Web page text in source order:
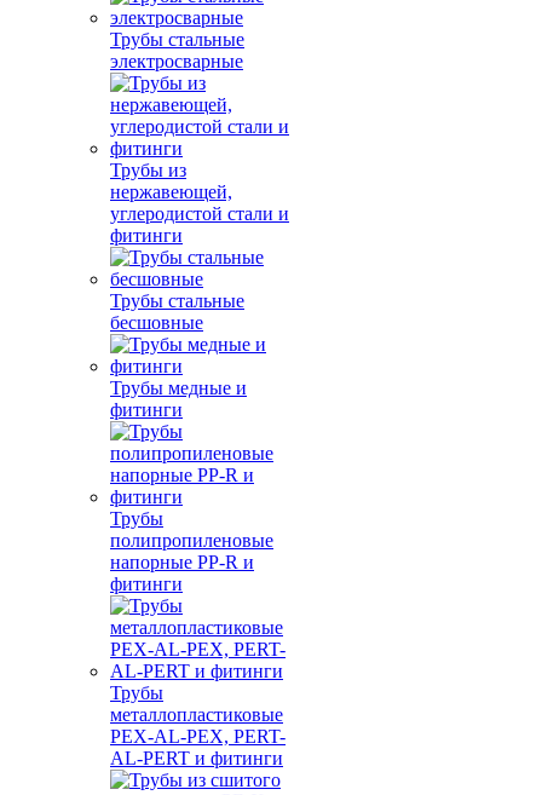
Трубы стальные
электросварные
Трубы из
нержавеющей,
углеродистой стали и
фитинги
Трубы стальные
бесшовные
Трубы медные и
фитинги
Трубы
полипропиленовые
напорные PP-R и
фитинги
Трубы
металлопластиковые
PEX-AL-PEX, PERT-
AL-PERT и фитинги